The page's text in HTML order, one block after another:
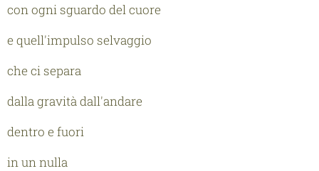
con ogni sguardo del cuore
e quell'impulso selvaggio
che ci separa
dalla gravità dall'andare
dentro e fuori
in un nulla